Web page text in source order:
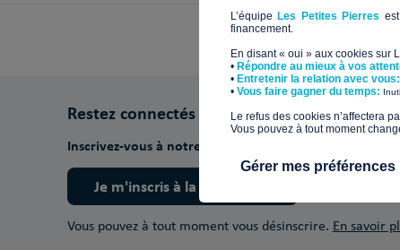
Restez connectés
Inscrivez-vous à notre newsletter pour découvrir nos
Je m'inscris à la newsletter
Vous pouvez à tout moment vous désinscrire. En savoir
L’équipe Les Petites Pierres
financement.
En disant « oui » aux cookies sur
• Répondre au mieux à vos
• Entretenir la relation avec vous:
​• Vous faire gagner du temps:
​Le refus des cookies n’affectera
Vous pouvez à tout moment
Gérer mes préférences